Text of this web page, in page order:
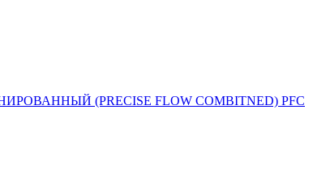
(PRECISE FLOW COMBIТNED) PFC